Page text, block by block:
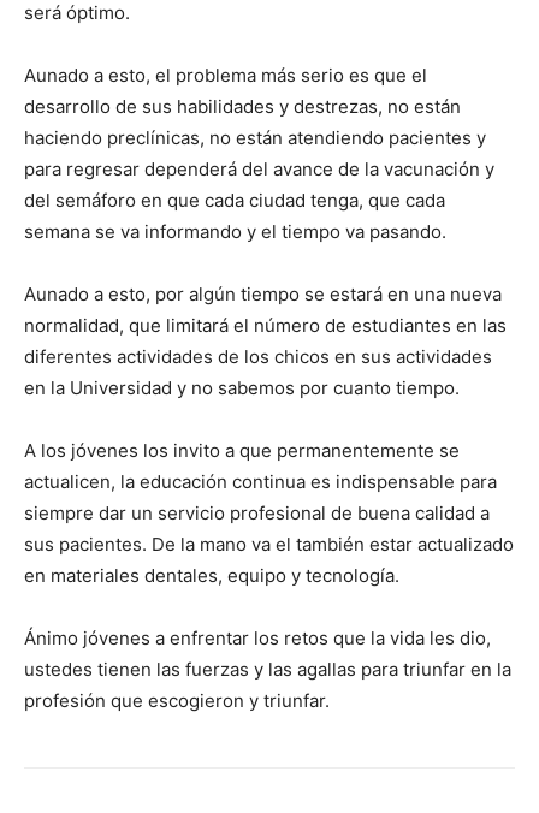
será óptimo.
Aunado a esto, el problema más serio es que el
desarrollo de sus habilidades y destrezas, no están
haciendo preclínicas, no están atendiendo pacientes y
para regresar dependerá del avance de la vacunación y
del semáforo en que cada ciudad tenga, que cada
semana se va informando y el tiempo va pasando.
Aunado a esto, por algún tiempo se estará en una nueva
normalidad, que limitará el número de estudiantes en las
diferentes actividades de los chicos en sus actividades
en la Universidad y no sabemos por cuanto tiempo.
A los jóvenes los invito a que permanentemente se
actualicen, la educación continua es indispensable para
siempre dar un servicio profesional de buena calidad a
sus pacientes. De la mano va el también estar actualizado
en materiales dentales, equipo y tecnología.
Ánimo jóvenes a enfrentar los retos que la vida les dio,
ustedes tienen las fuerzas y las agallas para triunfar en la
profesión que escogieron y triunfar.